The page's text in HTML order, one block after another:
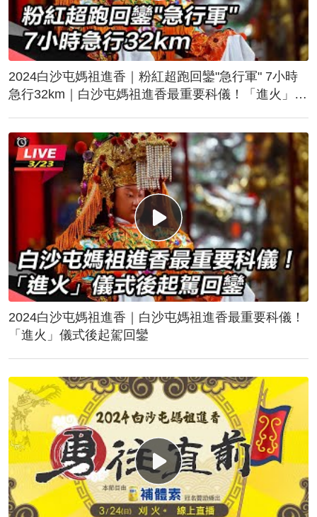
2024白沙屯媽祖進香｜粉紅超跑回鑾"急行軍" 7小時
急行32km｜白沙屯媽祖進香最重要科儀！「進火」儀
2024白沙屯媽祖進香｜白沙屯媽祖進香最重要科儀！
「進火」儀式後起駕回鑾